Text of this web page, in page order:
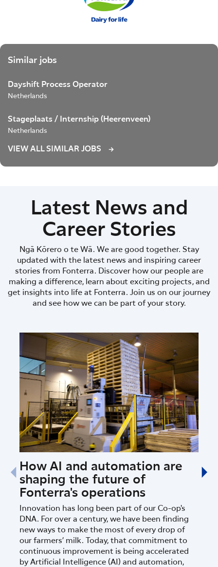
Similar jobs
Dayshift Process Operator
Netherlands
Stageplaats / Internship (Heerenveen)
Netherlands
VIEW ALL SIMILAR JOBS
Latest News and
Career Stories
Ngā Kōrero o te Wā. We are good together. Stay
updated with the latest news and inspiring career
stories from Fonterra. Discover how our people are
making a difference, learn about exciting projects, and
get insights into life at Fonterra. Join us on our journey
and see how we can be part of your story.
How AI and automation are
shaping the future of
Fonterra's operations
Innovation has long been part of our Co-op's
DNA. For over a century, we have been finding
new ways to make the most of every drop of
our farmers’ milk. Today, that commitment to
continuous improvement is being accelerated
by Artificial Intelligence (AI) and automation,